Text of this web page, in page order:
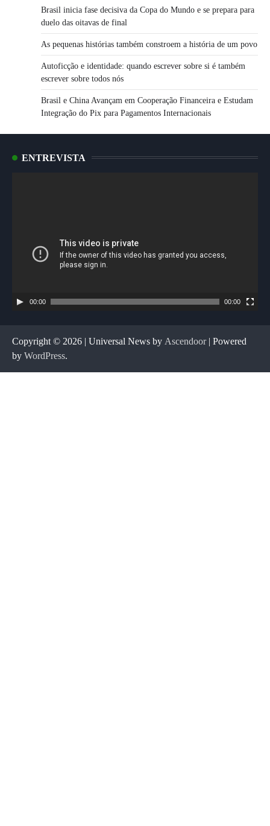
Brasil inicia fase decisiva da Copa do Mundo e se prepara para
duelo das oitavas de final
As pequenas histórias também constroem a história de um povo
Autoficção e identidade: quando escrever sobre si é também
escrever sobre todos nós
Brasil e China Avançam em Cooperação Financeira e Estudam
Integração do Pix para Pagamentos Internacionais
ENTREVISTA
00:00 00:00
Copyright © 2026 | Universal News by Ascendoor| Powered
by WordPress.